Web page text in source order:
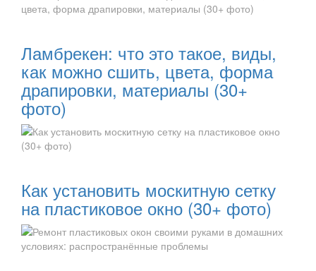
Ламбрекен: что это такое, виды,
как можно сшить, цвета, форма
драпировки, материалы (30+
фото)
Как установить москитную сетку
на пластиковое окно (30+ фото)